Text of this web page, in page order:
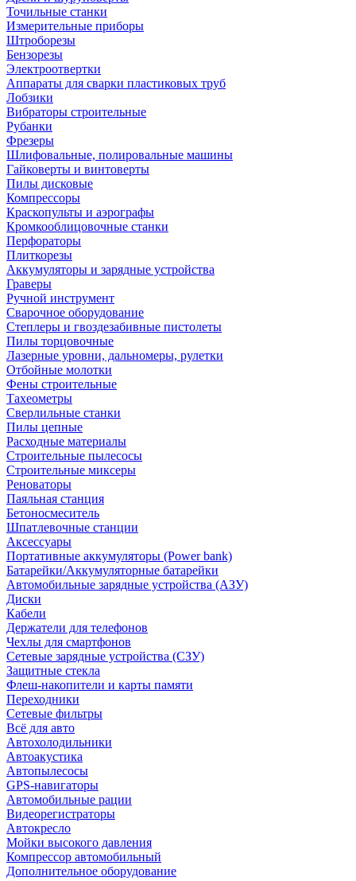
Точильные станки
Измерительные приборы
Штроборезы
Бензорезы
Электроотвертки
Аппараты для сварки пластиковых труб
Лобзики
Вибраторы строительные
Рубанки
Фрезеры
Шлифовальные, полировальные машины
Гайковерты и винтоверты
Пилы дисковые
Компрессоры
Краскопульты и аэрографы
Кромкооблицовочные станки
Перфораторы
Плиткорезы
Аккумуляторы и зарядные устройства
Граверы
Ручной инструмент
Сварочное оборудование
Степлеры и гвоздезабивные пистолеты
Пилы торцовочные
Лазерные уровни, дальномеры, рулетки
Отбойные молотки
Фены строительные
Тахеометры
Сверлильные станки
Пилы цепные
Расходные материалы
Строительные пылесосы
Строительные миксеры
Реноваторы
Паяльная станция
Бетоносмеситель
Шпатлевочные станции
Аксессуары
Портативные аккумуляторы (Power bank)
Батарейки/Аккумуляторные батарейки
Автомобильные зарядные устройства (АЗУ)
Диски
Кабели
Держатели для телефонов
Чехлы для смартфонов
Сетевые зарядные устройства (СЗУ)
Защитные стекла
Флеш-накопители и карты памяти
Переходники
Сетевые фильтры
Всё для авто
Автохолодильники
Автоакустика
Автопылесосы
GPS-навигаторы
Автомобильные рации
Видеорегистраторы
Автокресло
Мойки высокого давления
Компрессор автомобильный
Дополнительное оборудование